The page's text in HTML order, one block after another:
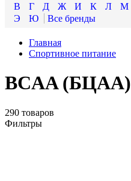
В
Г Д Ж И К Л М
Э
Ю
Главная
Спортивное питание
BCAA (БЦАА)
290 товаров
Фильтры